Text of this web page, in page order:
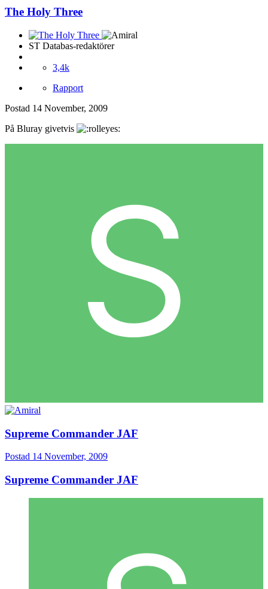
The Holy Three
ST Databas-redaktörer
3,4k
Rapport
Postad 14 November, 2009
På Bluray givetvis
Supreme Commander JAF
Postad 14 November, 2009
Supreme Commander JAF